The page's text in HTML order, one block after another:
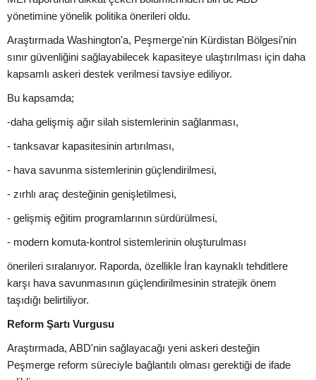
yönetimine yönelik politika önerileri oldu.
Araştırmada Washington'a, Peşmerge'nin Kürdistan Bölgesi'nin
sınır güvenliğini sağlayabilecek kapasiteye ulaştırılması için daha
kapsamlı askeri destek verilmesi tavsiye ediliyor.
Bu kapsamda;
-daha gelişmiş ağır silah sistemlerinin sağlanması,
- tanksavar kapasitesinin artırılması,
- hava savunma sistemlerinin güçlendirilmesi,
- zırhlı araç desteğinin genişletilmesi,
- gelişmiş eğitim programlarının sürdürülmesi,
- modern komuta-kontrol sistemlerinin oluşturulması
önerileri sıralanıyor. Raporda, özellikle İran kaynaklı tehditlere
karşı hava savunmasının güçlendirilmesinin stratejik önem
taşıdığı belirtiliyor.
Reform Şartı Vurgusu
Araştırmada, ABD'nin sağlayacağı yeni askeri desteğin
Peşmerge reform süreciyle bağlantılı olması gerektiği de ifade